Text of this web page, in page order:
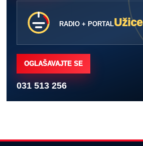
RADIO + PORTALUžice
OGLAŠAVAJTE SE
031 513 256